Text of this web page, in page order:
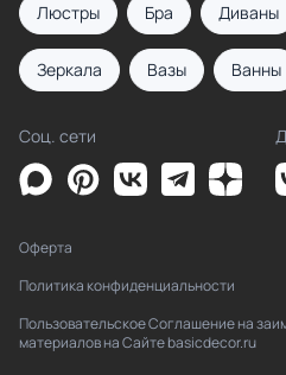
Люстры Бра Диваны
Зеркала Вазы Ванны
Соц. сети
Оферта
Политика конфиденциальности
Пользовательское Соглашение на
материалов на Сайте basicdecor.ru